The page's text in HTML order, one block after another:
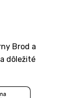
Brod a
dôležité